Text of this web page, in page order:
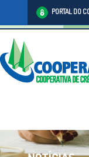
PORTAL DO